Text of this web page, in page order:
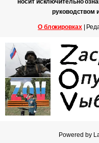
носит исключительно
руководством
О блокировках|
Powered by